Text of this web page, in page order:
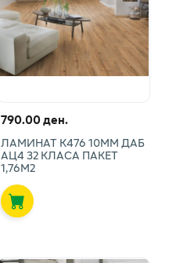
790.00 ден.
ЛАМИНАТ К476 10ММ ДАБ
АЦ4 32 КЛАСА ПАКЕТ
1,76М2